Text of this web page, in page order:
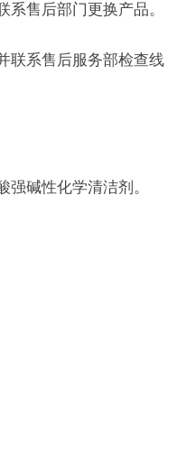
售后部门更换产品。
联系售后服务部检查线
碱性化学清洁剂。